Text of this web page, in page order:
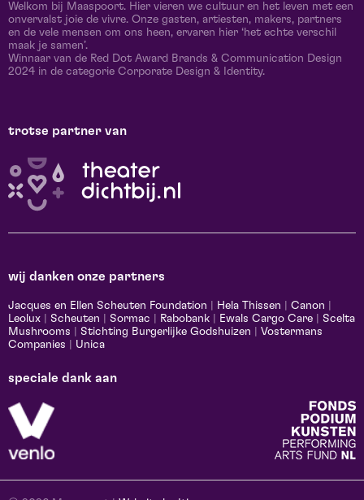
Welkom bij Maaspoort. Hier vieren we cultuur en het leven met een
onvervalst joie de vivre. Onze gasten, artiesten, makers, partners
en de vele mensen om ons heen, ervaren hier ‘het echte verschil
maak je samen’.
Winnaar van de Red Dot Award Brands & Communication Design
2024 in de categorie Corporate Design & Identity.
trotse partner van
wij danken onze partners
Jacques en Ellen Scheuten Foundation Hela Thissen Canon
Leolux
Scheuten Sormac Rabobank Ewals Cargo Care
Scelta
Mushrooms
Stichting Burgerlijke Godshuizen
Vostermans
Companies
Unica
speciale dank aan